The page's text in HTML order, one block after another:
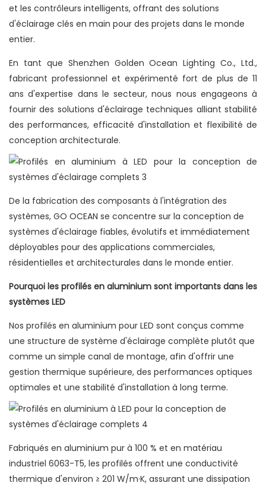
et les contrôleurs intelligents, offrant des solutions
d'éclairage clés en main pour des projets dans le monde
entier.
En tant que Shenzhen Golden Ocean Lighting Co., Ltd.,
fabricant professionnel et expérimenté fort de plus de 11
ans d'expertise dans le secteur, nous nous engageons à
fournir des solutions d'éclairage techniques alliant stabilité
des performances, efficacité d'installation et flexibilité de
conception architecturale.
De la fabrication des composants à l'intégration des
systèmes, GO OCEAN se concentre sur la conception de
systèmes d'éclairage fiables, évolutifs et immédiatement
déployables pour des applications commerciales,
résidentielles et architecturales dans le monde entier.
Pourquoi les profilés en aluminium sont importants dans les
systèmes LED
Nos profilés en aluminium pour LED sont conçus comme
une structure de système d'éclairage complète plutôt que
comme un simple canal de montage, afin d'offrir une
gestion thermique supérieure, des performances optiques
optimales et une stabilité d'installation à long terme.
Fabriqués en aluminium pur à 100 % et en matériau
industriel 6063-T5, les profilés offrent une conductivité
thermique d'environ ≥ 201 W/m·K, assurant une dissipation